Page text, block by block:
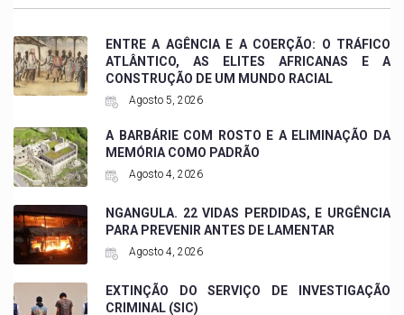
ENTRE A AGÊNCIA E A COERÇÃO: O TRÁFICO
ATLÂNTICO, AS ELITES AFRICANAS E A
CONSTRUÇÃO DE UM MUNDO RACIAL
Agosto 5, 2026
A BARBÁRIE COM ROSTO E A ELIMINAÇÃO DA
MEMÓRIA COMO PADRÃO
Agosto 4, 2026
NGANGULA. 22 VIDAS PERDIDAS, E URGÊNCIA
PARA PREVENIR ANTES DE LAMENTAR
Agosto 4, 2026
EXTINÇÃO DO SERVIÇO DE INVESTIGAÇÃO
CRIMINAL (SIC)